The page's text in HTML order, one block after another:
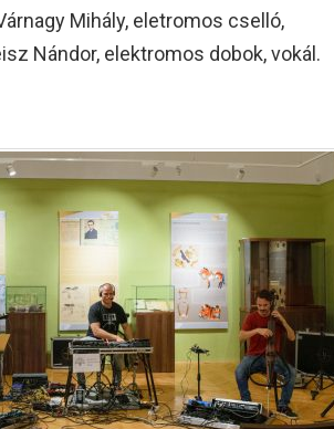
Mihály, eletromos cselló,
Nándor, elektromos dobok, vokál.